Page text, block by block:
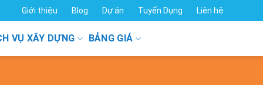
Giới thiệu Blog Dự án Tuyển Dụng Liên hệ
VỤ XÂY DỰNG BẢNG GIÁ